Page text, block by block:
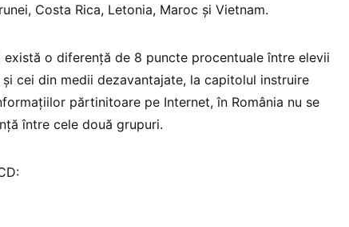
Costa Rica, Letonia, Maroc și Vietnam.
există o diferență de 8 puncte procentuale între elevii
cei din medii dezavantajate, la capitolul instruire
părtinitoare pe Internet, în România nu se
între cele două grupuri.